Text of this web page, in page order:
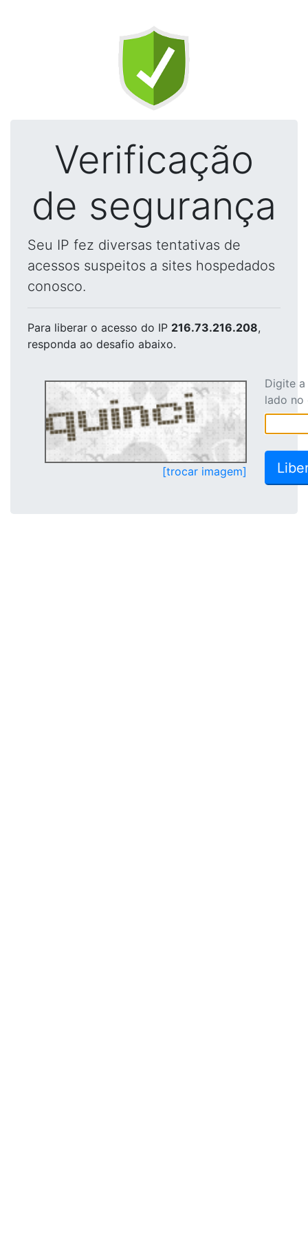
Verificação
de segurança
Seu IP fez diversas tentativas de
acessos suspeitos a sites hospedados
conosco.
Para liberar o acesso do IP 216.73.216.208,
responda ao desafio abaixo.
[trocar imagem]
Digite
lado no